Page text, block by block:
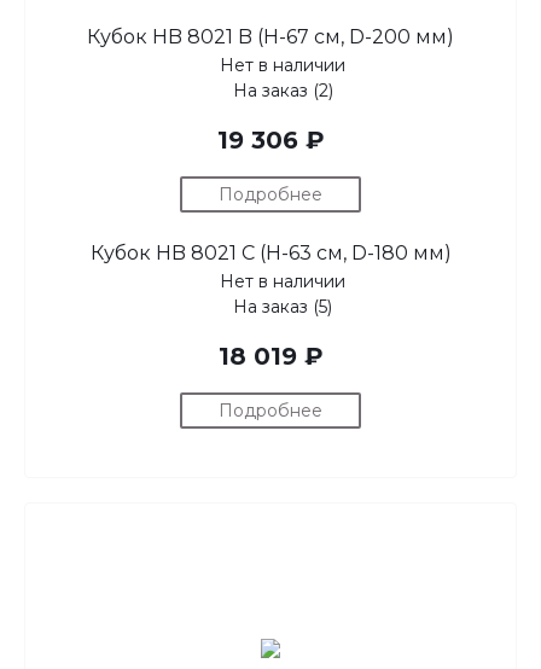
Кубок HB 8021 B (H-67 см, D-200 мм)
Нет в наличии
На заказ (2)
19 306 ₽
Подробнее
Кубок HB 8021 C (H-63 см, D-180 мм)
Нет в наличии
На заказ (5)
18 019 ₽
Подробнее